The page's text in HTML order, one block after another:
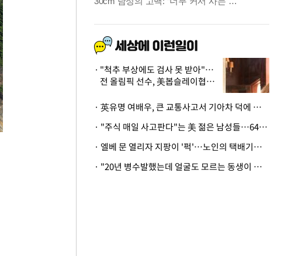
"척추 부상에도 검사 못 받아"…
전 올림픽 선수, 美봅슬레이협회
· 英유명 여배우, 큰 교통사고서 기아차 덕에 살았다
· "주식 매일 사고판다"는 美 젊은 남성들…64%가 "나는 인생의 패배자“
· 엘베 문 열리자 지팡이 '퍽'…노인의 택배기사 폭행 이유
· "20년 병수발했는데 얼굴도 모르는 동생이 유산 절반을"…배다른 형제 상속권 있을까